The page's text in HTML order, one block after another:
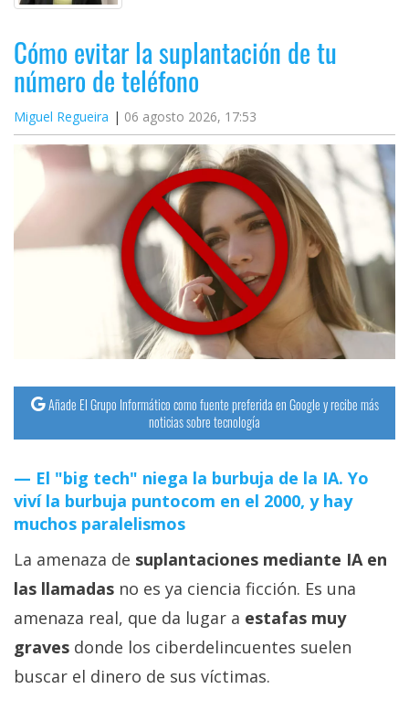
Cómo evitar la suplantación de tu
número de teléfono
Miguel Regueira 06 agosto 2026, 17:53
Añade El Grupo Informático como fuente preferida en Google y recibe más
noticias sobre tecnología
El "big tech" niega la burbuja de la IA. Yo
viví la burbuja puntocom en el 2000, y hay
muchos paralelismos
La amenaza de suplantaciones mediante IA en
las llamadas no es ya ciencia ficción. Es una
amenaza real, que da lugar a estafas muy
graves donde los ciberdelincuentes suelen
buscar el dinero de sus víctimas.